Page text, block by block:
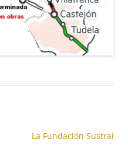
La Fundación Sustrai